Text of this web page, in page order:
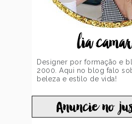
lia
Designer por formação e
2000. Aqui no blog falo
beleza e estilo de vida!
Anuncie no